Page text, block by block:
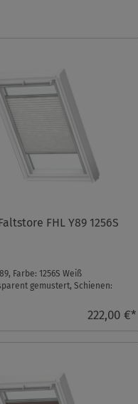
FHL Y89 1256S
Farbe: 1256S Weiß
gemustert, Schienen:
222,00 €*